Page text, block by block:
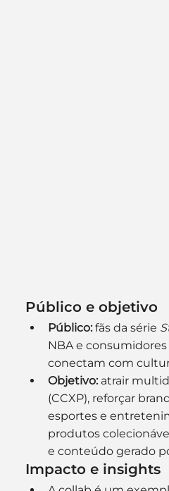
Público e objetivo
Público: fãs da série
NBA e
conectam com
Objetivo: atrair
(CCXP), reforçar
esportes e
produtos
e conteúdo gerado
Impacto e insights